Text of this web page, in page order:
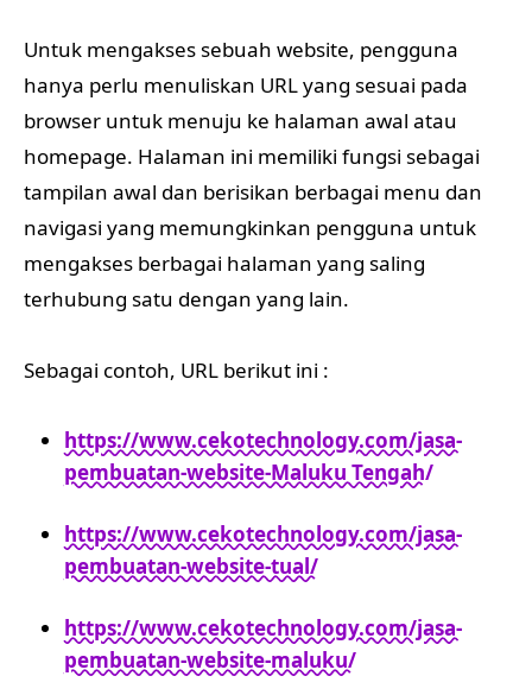
Untuk mengakses sebuah website, pengguna
hanya perlu menuliskan URL yang sesuai pada
browser untuk menuju ke halaman awal atau
homepage. Halaman ini memiliki fungsi sebagai
tampilan awal dan berisikan berbagai menu dan
navigasi yang memungkinkan pengguna untuk
mengakses berbagai halaman yang saling
terhubung satu dengan yang lain.
Sebagai contoh, URL berikut ini :
https://www.cekotechnology.com/jasa-
pembuatan-website-Maluku Tengah/
https://www.cekotechnology.com/jasa-
pembuatan-website-tual/
https://www.cekotechnology.com/jasa-
pembuatan-website-maluku/